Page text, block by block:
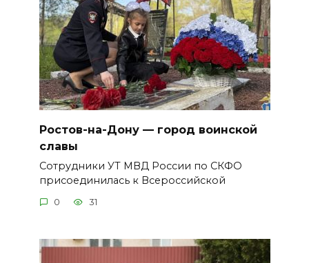
Ростов-на-Дону — город воинской
славы
Сотрудники УТ МВД России по СКФО
присоединилась к Всероссийской
0 31